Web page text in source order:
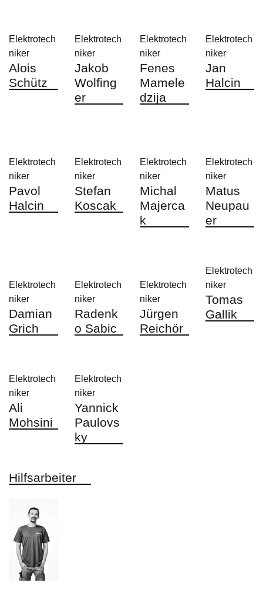
Elektrotech
niker
Alois
Schütz
Elektrotech
niker
Jakob
Wolfing
er
Elektrotech
niker
Fenes
Mamele
dzija
Elektrotech
niker
Jan
Halcin
Elektrotech
niker
Pavol
Halcin
Elektrotech
niker
Stefan
Koscak
Elektrotech
niker
Michal
Majerca
k
Elektrotech
niker
Matus
Neupau
er
Elektrotech
niker
Damian
Grich
Elektrotech
niker
Radenk
o Sabic
Elektrotech
niker
Jürgen
Reichör
Elektrotech
niker
Tomas
Gallik
Elektrotech
niker
Ali
Mohsini
Elektrotech
niker
Yannick
Paulovs
ky
Hilfsarbeiter